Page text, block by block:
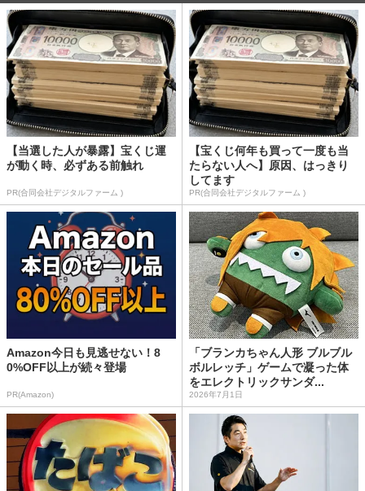
【当選した人が暴露】宝くじ運
が動く時、必ずある前触れ
PR(合同会社デジタルファーム )
【宝くじ何年も買って一度も当
たらない人へ】原因、はっきり
してます
PR(合同会社デジタルファーム )
Amazon今日も見逃せない！8
0%OFF以上が続々登場
PR(Amazon)
「ブランカちゃん人形 ブルブル
ボルレッチ」ゲームで凝った体
をエレクトリックサンダ...
2026年7月1日